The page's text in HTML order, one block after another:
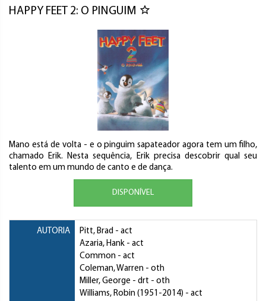
HAPPY FEET 2: O PINGUIM
Mano está de volta - e o pinguim sapateador agora tem um filho,
chamado Erik. Nesta sequência, Erik precisa descobrir qual seu
talento em um mundo de canto e de dança.
DISPONÍVEL
AUTORIA Pitt, Brad - act
Azaria, Hank - act
Common - act
Coleman, Warren - oth
Miller, George - drt - oth
Williams, Robin (1951-2014) - act